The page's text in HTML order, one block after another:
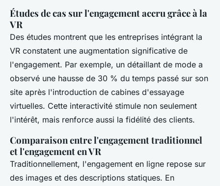
Études de cas sur l'engagement accru grâce à la
VR
Des études montrent que les entreprises intégrant la
VR constatent une augmentation significative de
l'engagement. Par exemple, un détaillant de mode a
observé une hausse de 30 % du temps passé sur son
site après l'introduction de cabines d'essayage
virtuelles. Cette interactivité stimule non seulement
l'intérêt, mais renforce aussi la fidélité des clients.
Comparaison entre l'engagement traditionnel
et l'engagement en VR
Traditionnellement, l'engagement en ligne repose sur
des images et des descriptions statiques. En